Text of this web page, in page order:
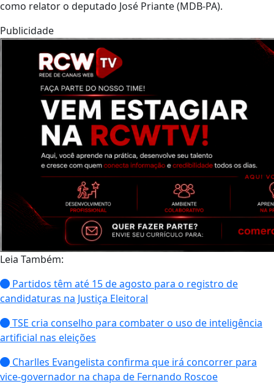
como relator o deputado José Priante (MDB-PA).
Publicidade
Leia Também:
Partidos têm até 15 de agosto para o registro de
candidaturas na Justiça Eleitoral
TSE cria conselho para combater o uso de inteligência
artificial nas eleições
Charlles Evangelista confirma que irá concorrer para
vice-governador na chapa de Fernando Roscoe